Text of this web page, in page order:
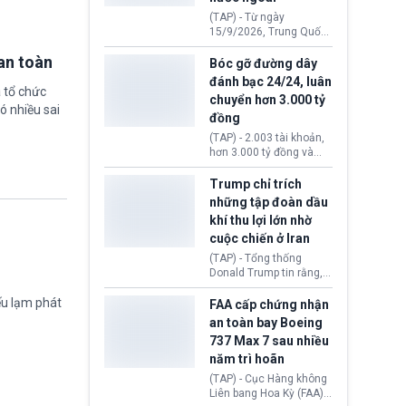
toàn
tổ chức
nhiều sai
lạm phát
đến ổ dịch Salmonella
khiến ít nhất 110 người
mắc bệnh tại bang
Minnesota.
(TAP) - Từ ngày
15/9/2026, Trung Quốc
áp dụng quy định mới về
quản lý xuất nhập cảnh.
Một hành vi vi phạm giấy
tờ, xuất nhập cảnh trái
phép hay liên quan kiểm
soát công nghệ có thể
khiến công dân Trung
Quốc đối mặt lệnh cấm
xuất cảnh kéo dài tới 3
năm. Trong khi đó, người
nước ngoài sử dụng giấy
tờ giả có nguy cơ bị từ
chối nhập cảnh hoặc
cấm vào Trung Quốc tới
5 năm.
Bóc gỡ đường dây
đánh bạc 24/24, luân
chuyển hơn 3.000 tỷ
đồng
(TAP) - 2.003 tài khoản,
hơn 3.000 tỷ đồng và
một đường dây đánh
bạc xuyên quốc gia vận
hành 24/24 giờ vừa bị
Công an TP. Hải Phòng
(Việt Nam) bóc gỡ.
Trump chỉ trích
những tập đoàn dầu
khí thu lợi lớn nhờ
cuộc chiến ở Iran
(TAP) - Tổng thống
Donald Trump tin rằng, 2
tập đoàn dầu khí
ExxonMobil và Chevron
đã thu về lợi nhuận quá
lớn nhờ giá dầu tăng
mạnh suốt thời gian Hoa
Kỳ xảy ra xung đột ở
Iran. Trên cơ sở đó, lãnh
đạo Nhà Trắng kêu gọi
các doanh nghiệp cần
FAA cấp chứng nhận
an toàn bay Boeing
737 Max 7 sau nhiều
năm trì hoãn
(TAP) - Cục Hàng không
Liên bang Hoa Kỳ (FAA)